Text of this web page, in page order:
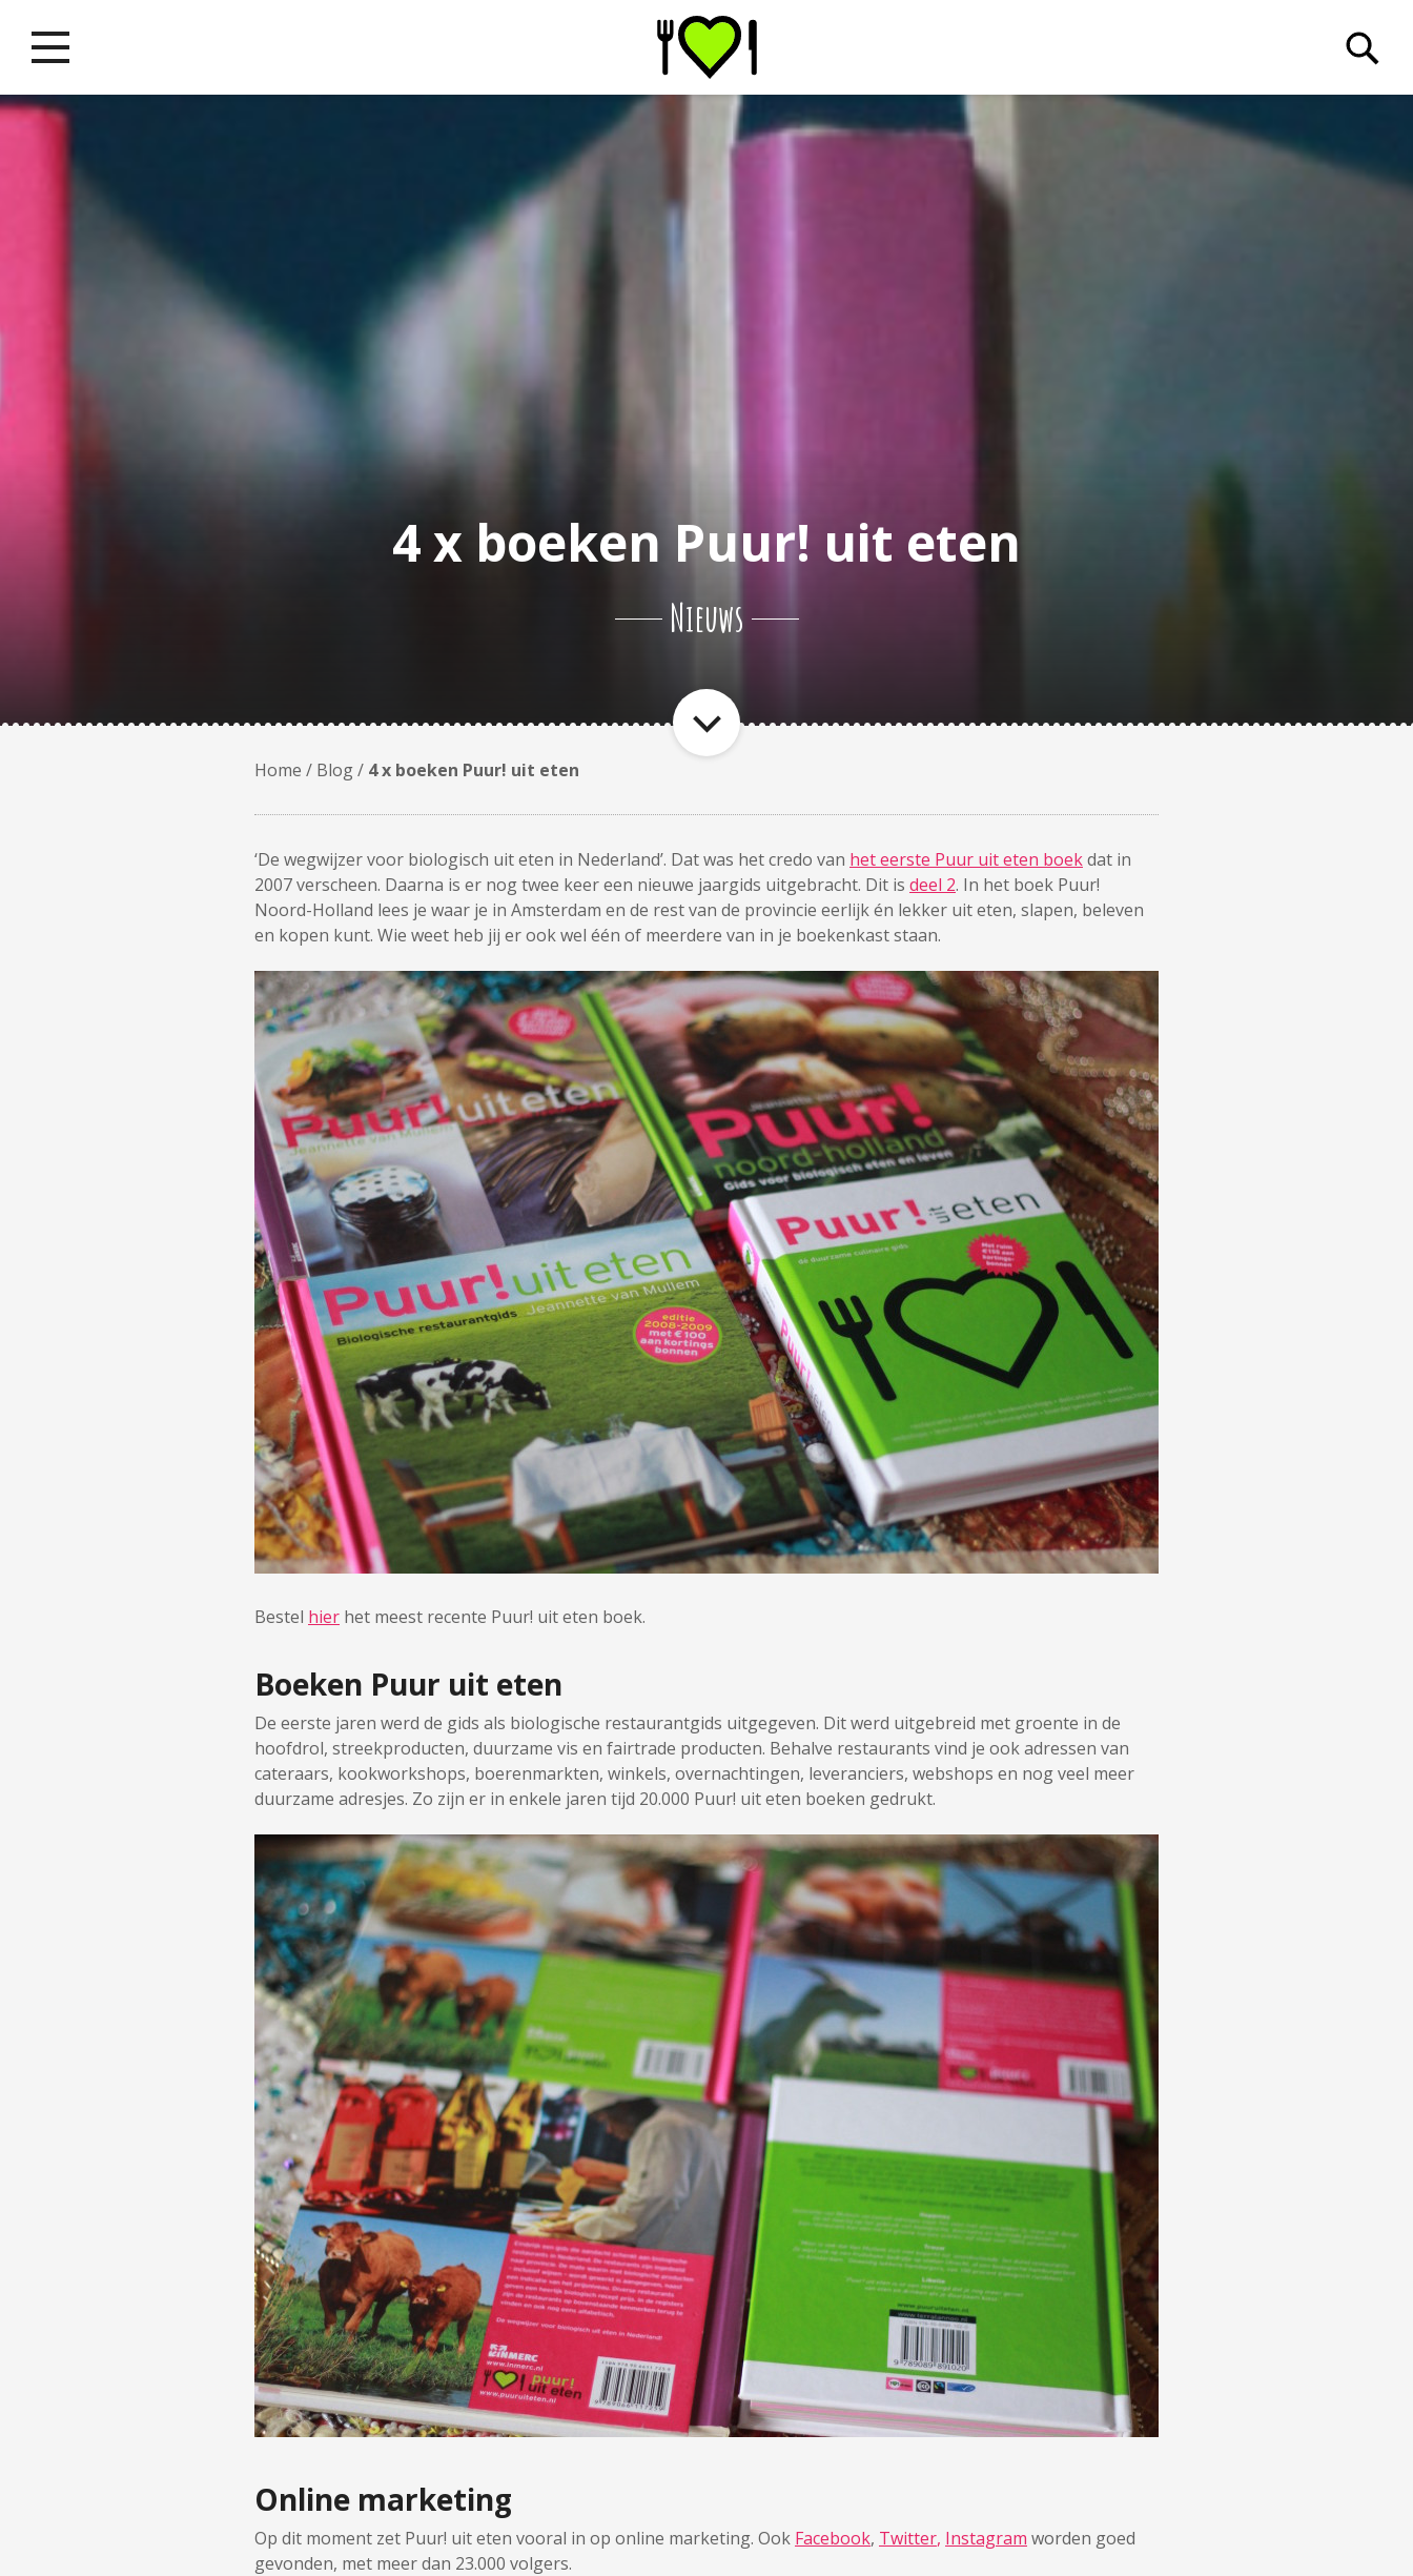
4 x boeken Puur! uit eten
Nieuws
Home / Blog/ 4 x boeken Puur! uit eten
‘De wegwijzer voor biologisch uit eten in Nederland’. Dat was het credo van het eerste Puur uit eten boekdat in
2007 verscheen. Daarna is er nog twee keer een nieuwe jaargids uitgebracht. Dit is deel 2. In het boek Puur!
Noord-Holland lees je waar je in Amsterdam en de rest van de provincie eerlijk én lekker uit eten, slapen, beleven
en kopen kunt. Wie weet heb jij er ook wel één of meerdere van in je boekenkast staan.
Bestel hier het meest recente Puur! uit eten boek.
Boeken Puur uit eten
De eerste jaren werd de gids als biologische restaurantgids uitgegeven. Dit werd uitgebreid met groente in de
hoofdrol, streekproducten, duurzame vis en fairtrade producten. Behalve restaurants vind je ook adressen van
cateraars, kookworkshops, boerenmarkten, winkels, overnachtingen, leveranciers, webshops en nog veel meer
duurzame adresjes. Zo zijn er in enkele jaren tijd 20.000 Puur! uit eten boeken gedrukt.
Online marketing
Op dit moment zet Puur! uit eten vooral in op online marketing. Ook Facebook, Twitter, Instagram worden goed
gevonden, met meer dan 23.000 volgers.